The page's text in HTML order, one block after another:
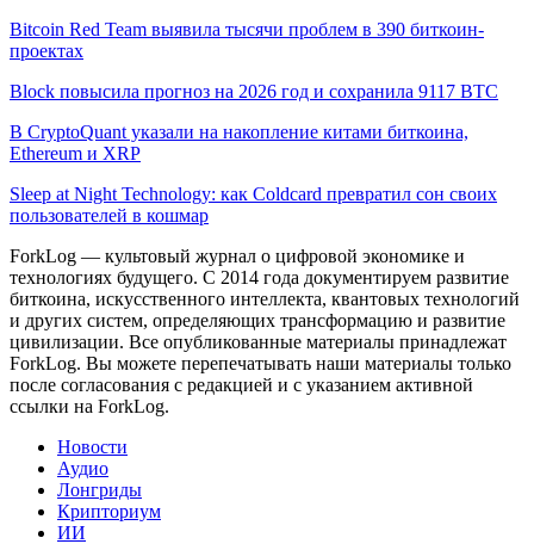
Bitcoin Red Team выявила тысячи проблем в 390 биткоин-
проектах
Block повысила прогноз на 2026 год и сохранила 9117 BTC
В CryptoQuant указали на накопление китами биткоина,
Ethereum и XRP
Sleep at Night Technology: как Coldcard превратил сон своих
пользователей в кошмар
ForkLog — культовый журнал о цифровой экономике и
технологиях будущего. С 2014 года документируем развитие
биткоина, искусственного интеллекта, квантовых технологий
и других систем, определяющих трансформацию и развитие
цивилизации. Все опубликованные материалы принадлежат
ForkLog. Вы можете перепечатывать наши материалы только
после согласования с редакцией и с указанием активной
ссылки на ForkLog.
Новости
Аудио
Лонгриды
Крипториум
ИИ